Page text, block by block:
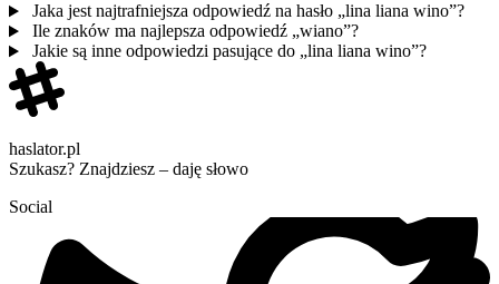
Jaka jest najtrafniejsza odpowiedź na hasło „lina liana wino”?
Ile znaków ma najlepsza odpowiedź „wiano”?
Jakie są inne odpowiedzi pasujące do „lina liana wino”?
haslator.pl
Szukasz? Znajdziesz – daję słowo
Social